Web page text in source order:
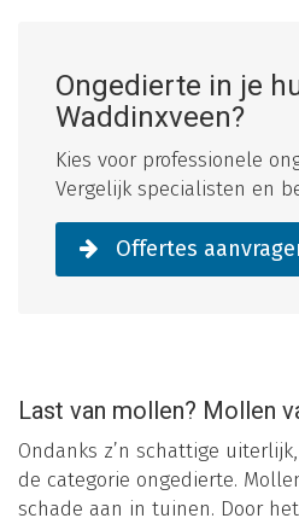
Ongedierte in je
Waddinxveen?
Kies voor professionele
Vergelijk specialisten en
Offertes
Last van mollen? Mollen
Ondanks z’n schattige
de categorie ongedierte.
schade aan in tuinen. Door